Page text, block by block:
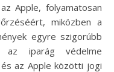
Apple, folyamatosan
miközben a
egyre szigorúbb
az iparág védelme
az Apple közötti jogi